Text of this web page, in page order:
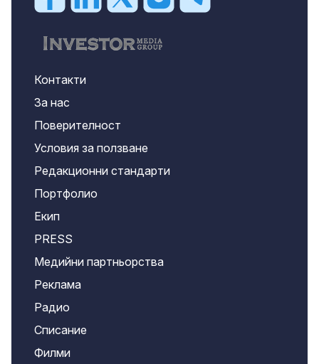
Контакти
За нас
Поверителност
Условия за ползване
Редакционни стандарти
Портфолио
Екип
PRESS
Медийни партньорства
Реклама
Радио
Списание
Филми